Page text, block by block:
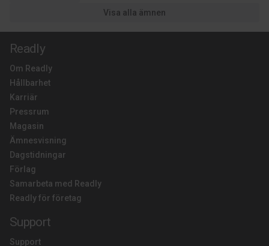
Visa alla ämnen
Readly
Om Readly
Hållbarhet
Karriär
Pressrum
Magasin
Ämnesvisning
Dagstidningar
Förlag
Samarbeta med Readly
Readly för företag
Support
Support